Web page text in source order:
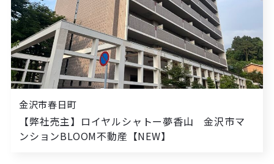
金沢市春日町
【弊社売主】ロイヤルシャトー夢香山 金沢市マ
ンションBLOOM不動産【NEW】